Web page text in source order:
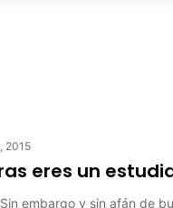
2015
eres un
embargo y sin afán de